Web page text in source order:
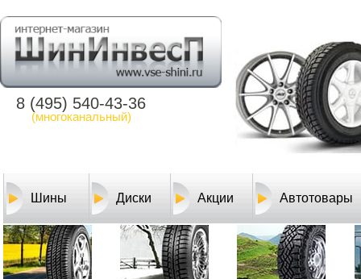
8 (495) 540-43-36
(многоканальный)
Шины Диски Акции Автотовары